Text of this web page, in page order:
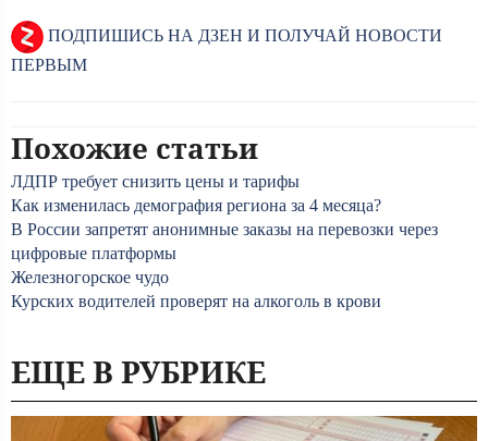
ПОДПИШИСЬ НА ДЗЕН И ПОЛУЧАЙ НОВОСТИ
ПЕРВЫМ
Похожие статьи
ЛДПР требует снизить цены и тарифы
Как изменилась демография региона за 4 месяца?
В России запретят анонимные заказы на перевозки через
цифровые платформы
Железногорское чудо
Курских водителей проверят на алкоголь в крови
ЕЩЕ В РУБРИКЕ